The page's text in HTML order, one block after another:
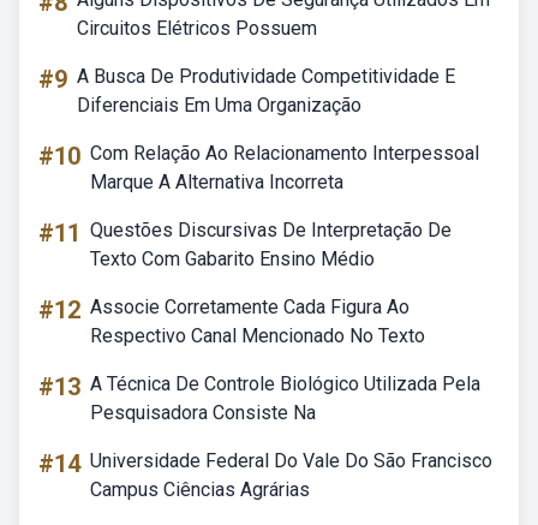
Circuitos Elétricos Possuem
#9 A Busca De Produtividade Competitividade E
Diferenciais Em Uma Organização
#10 Com Relação Ao Relacionamento Interpessoal
Marque A Alternativa Incorreta
#11 Questões Discursivas De Interpretação De
Texto Com Gabarito Ensino Médio
#12 Associe Corretamente Cada Figura Ao
Respectivo Canal Mencionado No Texto
#13 A Técnica De Controle Biológico Utilizada Pela
Pesquisadora Consiste Na
#14 Universidade Federal Do Vale Do São Francisco
Campus Ciências Agrárias